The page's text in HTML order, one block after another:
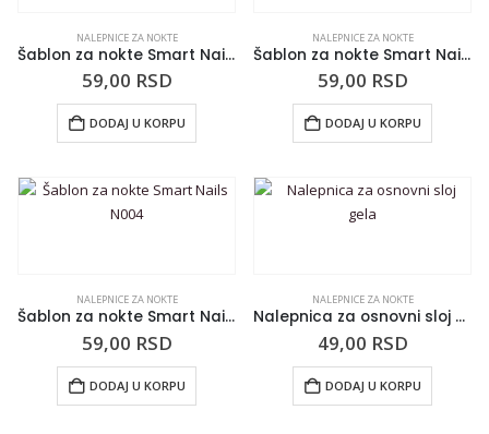
NALEPNICE ZA NOKTE
Šablon za nokte Smart Nails N025
59,00 RSD
DODAJ U KORPU
NALEPNICE ZA NOKTE
Šablon za nokte Smart Nails N026
59,00 RSD
DODAJ U KORPU
NALEPNICE ZA NOKTE
Šablon za nokte Smart Nails N004
59,00 RSD
DODAJ U KORPU
NALEPNICE ZA NOKTE
Nalepnica za osnovni sloj gela
49,00 RSD
DODAJ U KORPU